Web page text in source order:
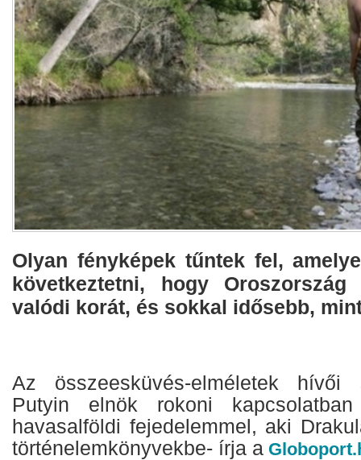
Olyan fényképek tűntek fel,
következtetni, hogy
valódi korát, és sokkal idősebb,
Az összeesküvés-elméletek hívői
Putyin elnök rokoni
havasalföldi fejedelemmel, aki
történelemkönyvekbe- írja a